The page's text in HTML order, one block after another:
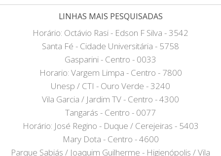
LINHAS MAIS PESQUISADAS
Horário: Octávio Rasi - Edson F Silva - 3542
Santa Fé - Cidade Universitária - 5758
Gasparini - Centro - 0033
Horario: Vargem Limpa - Centro - 7800
Unesp / CTI - Ouro Verde - 3240
Vila Garcia / Jardim TV - Centro - 4300
Tangarás - Centro - 0077
Horário: José Regino - Duque / Cerejeiras - 5403
Mary Dota - Centro - 4600
Parque Sabiás / Joaquim Guilherme - Higienópolis / Vila